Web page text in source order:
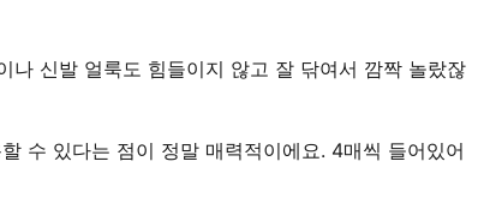
나 신발 얼룩도 힘들이지 않고 잘 닦여서 깜짝 놀랐잖
수 있다는 점이 정말 매력적이에요. 4매씩 들어있어